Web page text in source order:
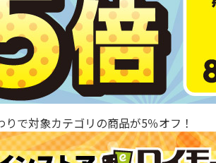
で対象カテゴリの商品が5％オフ！